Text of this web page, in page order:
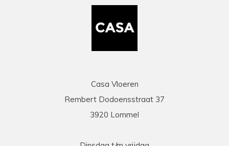
Casa Vloeren
Rembert Dodoensstraat 37
3920 Lommel